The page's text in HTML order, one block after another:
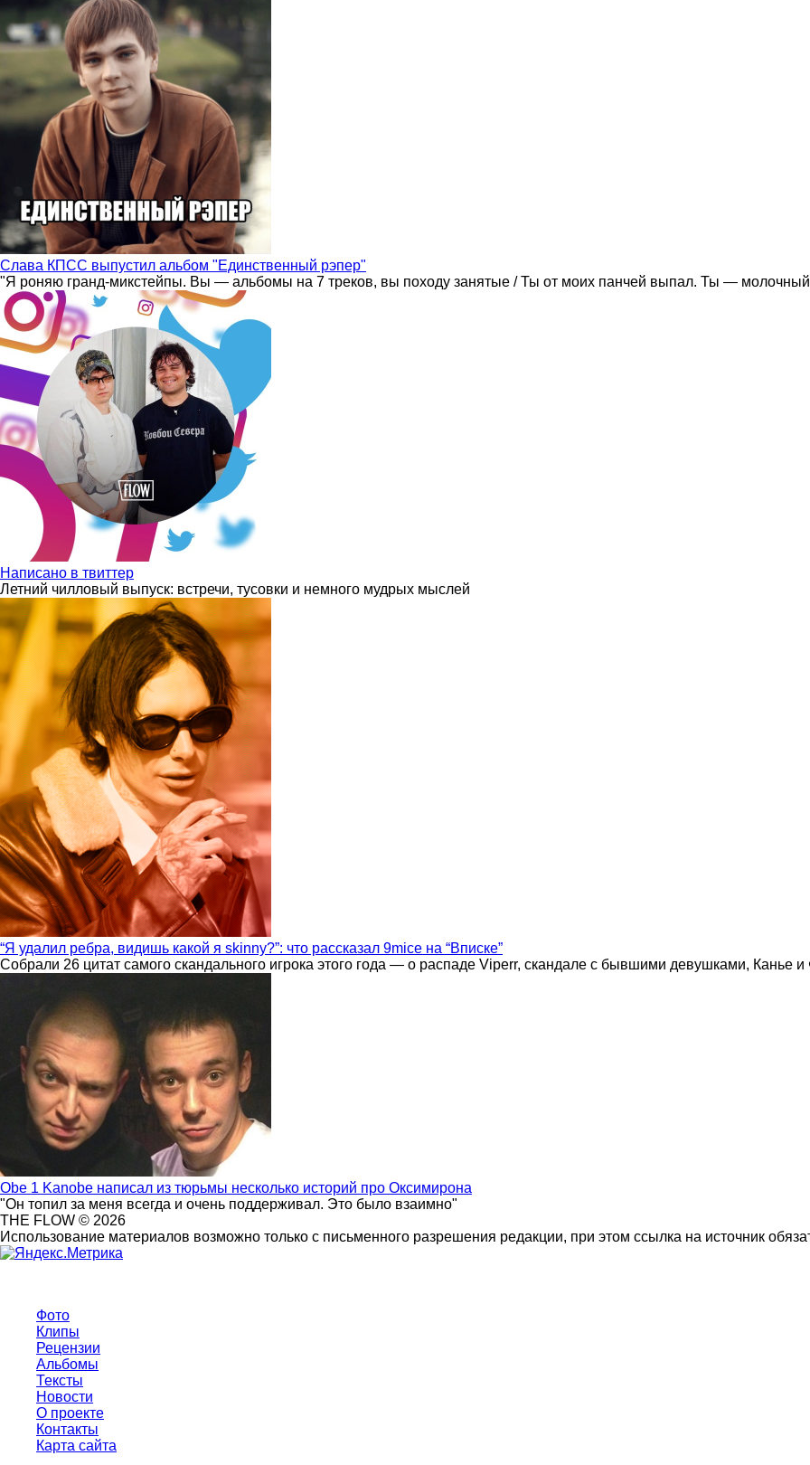
Слава КПСС выпустил альбом "Единственный рэпер"
"Я роняю гранд-микстейпы. Вы — альбомы на 7 треков, вы походу занятые / Ты от моих панчей выпал. Ты —
Написано в твиттер
Летний чилловый выпуск: встречи, тусовки и немного мудрых мыслей
“Я удалил ребра, видишь какой я skinny?”: что рассказал 9mice на “Вписке”
Собрали 26 цитат самого скандального игрока этого года — о распаде Viperr, скандале с бывшими девушками, Канье
Obe 1 Kanobe написал из тюрьмы несколько историй про Оксимирона
"Он топил за меня всегда и очень поддерживал. Это было взаимно"
THE FLOW © 2026
Использование материалов возможно только с письменного разрешения редакции, при этом ссылка на источник
Фото
Клипы
Рецензии
Альбомы
Тексты
Новости
О проекте
Контакты
Карта сайта